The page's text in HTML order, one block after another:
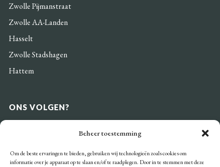
Beheer toestemming
Om de beste ervaringen te bieden, gebruiken wij technologieën zoals cookies om
informatie over je apparaat op te slaan en/of te raadplegen. Door in te stemmen met deze
Zwolle Pijmanstraat
Zwolle AA-Landen
Hasselt
Zwolle Stadshagen
Hattem
ONS VOLGEN?
BETAALMOGELIJKHEDEN